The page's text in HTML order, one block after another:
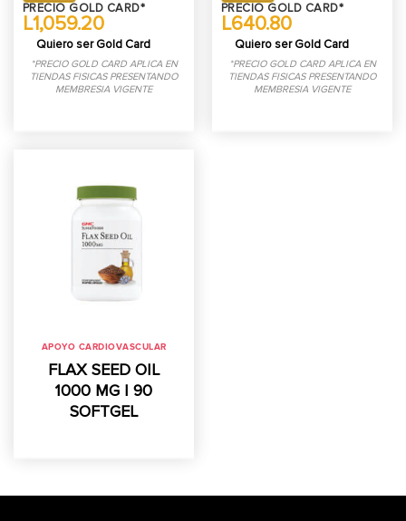
PRECIO GOLD CARD*
L1,059.20
Quiero ser Gold Card
*PRECIO GOLD CARD APLICA EN
TIENDAS FISICAS PRESENTANDO
MEMBRESIA VIGENTE
PRECIO GOLD CARD*
L640.80
Quiero ser Gold Card
*PRECIO GOLD CARD APLICA EN
TIENDAS FISICAS PRESENTANDO
MEMBRESIA VIGENTE
APOYO CARDIOVASCULAR
FLAX SEED OIL
1000 MG | 90
SOFTGEL